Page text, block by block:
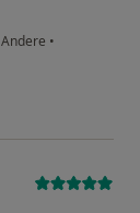
Andere •